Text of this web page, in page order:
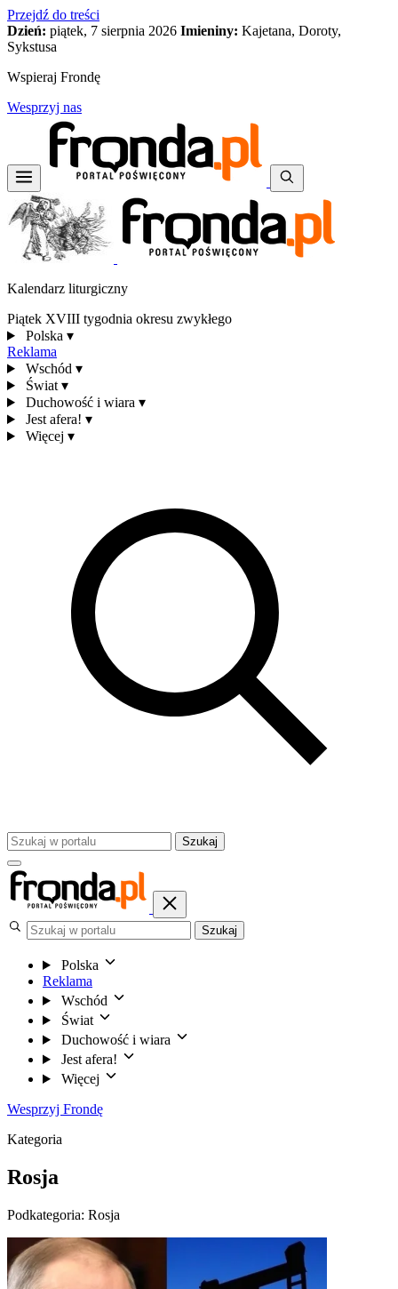
Przejdź do treści
Dzień: piątek, 7 sierpnia 2026 Imieniny: Kajetana, Doroty,
Sykstusa
Wspieraj Frondę
Wesprzyj nas
Kalendarz liturgiczny
Piątek XVIII tygodnia okresu zwykłego
Polska ▾
Reklama
Wschód ▾
Świat ▾
Duchowość i wiara ▾
Jest afera! ▾
Więcej ▾
Szukaj
Szukaj
Polska
Reklama
Wschód
Świat
Duchowość i wiara
Jest afera!
Więcej
Wesprzyj Frondę
Kategoria
Rosja
Podkategoria: Rosja